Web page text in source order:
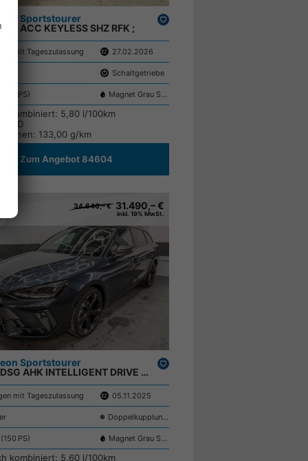
Sportstourer
ACC KEYLESS SHZ RFK ;
mit Tageszulassung 27.02.2026
Schaltgetriebe
(150 PS)
kombiniert: 5,80 l/100km
D
133,00 g/km
Zum Angebot 84604
34.640,– € 31.490,– €
inkl. 19% MwSt.
Sportstourer
1.5 eTSI DSG AHK INTELLIGENT DRIVE KEYLESS ;
mit Tageszulassung 05.11.2025
PS)
kombiniert: 5,60 l/100km